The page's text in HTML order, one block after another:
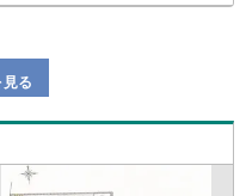
意ご説明させて頂きます。各
！お子様連れのご家族様で
:10:00～18:00（定休日火・
現地のご案内も可能ですの
る